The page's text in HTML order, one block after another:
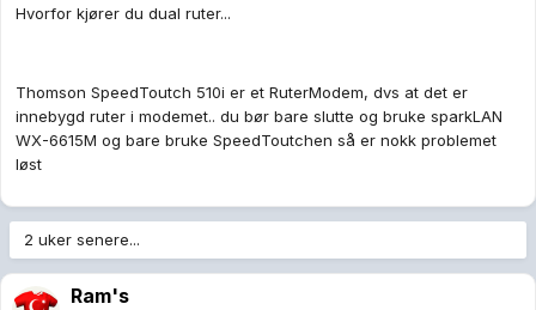
Hvorfor kjører du dual ruter...
Thomson SpeedToutch 510i er et RuterModem, dvs at det er
innebygd ruter i modemet.. du bør bare slutte og bruke sparkLAN
WX-6615M og bare bruke SpeedToutchen så er nokk problemet
løst
2 uker senere...
Ram's